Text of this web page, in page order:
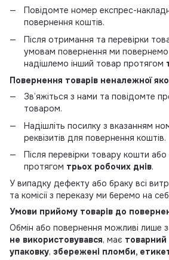
Повідомте номер експрес-
повернення коштів.
Після отримання та перевірки
умовам повернення ми
надішлемо інший товар протягом
Повернення товарів неналежної
Зв’яжіться з нами та повідомте
товаром.
Надішліть посилку з вказанням
реквізитів для повернення коштів.
Після перевірки товару кошти
протягом трьох робочих днів.
У випадку дефекту або браку всі
та комісії з переказу ми беремо на
Умови прийому товарів до
Обмін або повернення можливі лише
не використовувався, має товарний
упаковку, збережені пломби,